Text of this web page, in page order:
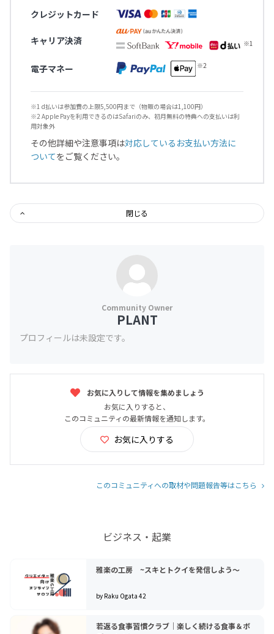
クレジットカード
キャリア決済
電子マネー
※1 d払いは参加費の上限5,500円まで（物販の場合は1,100円）
※2 Apple Payを利用できるのはSafariのみ、初月無料の特典への支払いは利
用対象外
その他詳細や注意事項は対応しているお支払い方法に
ついてをご覧ください。
閉じる
PLANT
プロフィールは未設定です。
お気に入りして情報を集めましょう
お気に入りすると、
このコミュニティの最新情報を通知します。
お気に入りする
このコミュニティへの取材や問題報告等はこちら
ビジネス・起業
雅楽の工房 ~スキとトクイを発信しよう〜
by Raku Ogata 42
若返る食事習慣クラブ｜楽しく続ける食事＆ボ